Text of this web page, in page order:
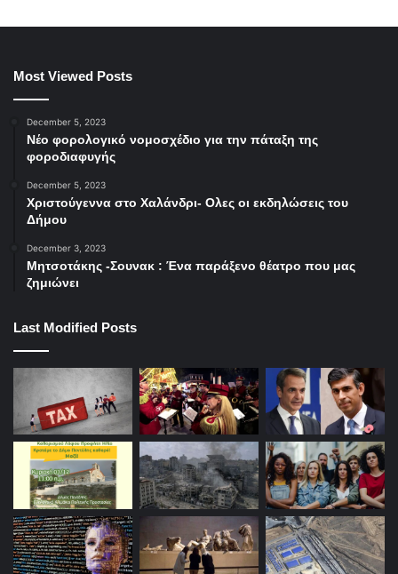
Most Viewed Posts
December 5, 2023
Νέο φορολογικό νομοσχέδιο για την πάταξη της
φοροδιαφυγής
December 5, 2023
Χριστούγεννα στο Χαλάνδρι- Ολες οι εκδηλώσεις του
Δήμου
December 3, 2023
Μητσοτάκης -Σουνακ : Ένα παράξενο θέατρο που μας
ζημιώνει
Last Modified Posts